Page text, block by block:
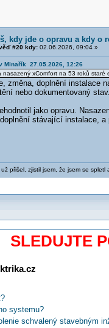
kdy jde o opravu a kdy o
#20 kdy:02.06.2026, 09:04 »
Minařík 27.05.2026, 12:26
nasazený xComfort na 53 roků staré
změna, doplnění instalace
nebo dokumentovaný
jako opravu.
stávající instalace,
přišel, zjistil jsem, že jsem se
SLEDUJTE
systemu?
schvalený stavebným